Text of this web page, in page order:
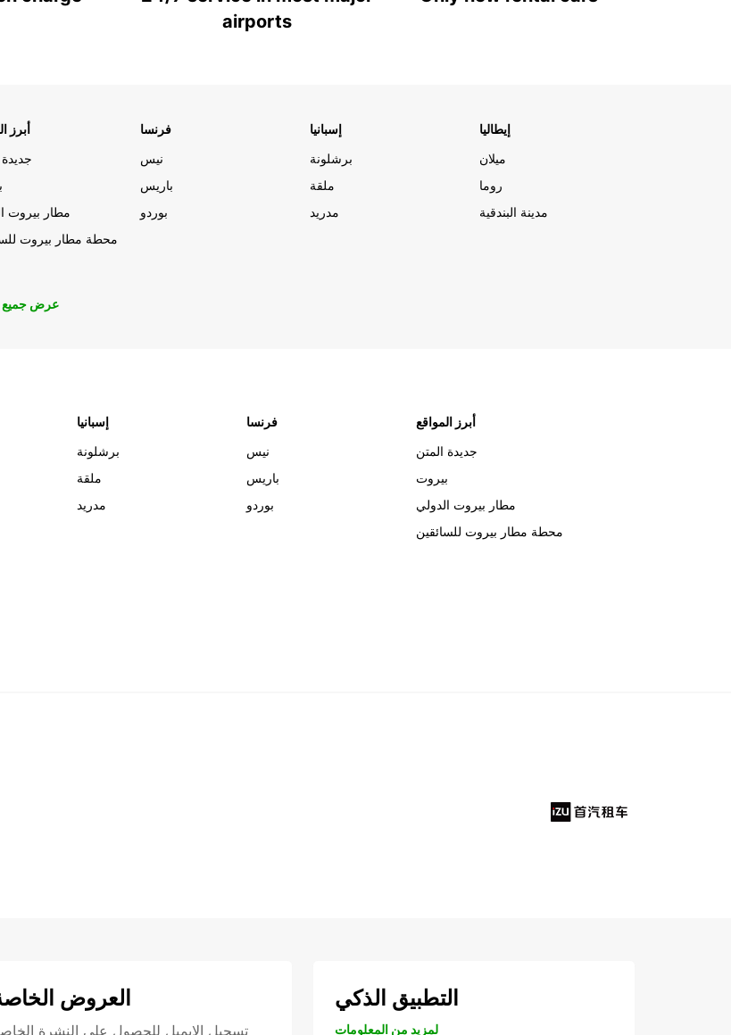
airports
أبرز
مطار بيروت
محطة مطار بيروت
فرنسا
نيس
باريس
بوردو
إسبانيا
برشلونة
ملقة
مدريد
إيطاليا
ميلان
روما
مدينة البندقية
عرض جميع
إسبانيا
برشلونة
ملقة
مدريد
فرنسا
نيس
باريس
بوردو
أبرز المواقع
جديدة المتن
بيروت
مطار بيروت الدولي
محطة مطار بيروت للسائقين
العروض
تسجيل الايميل للحصول علي النشرة
التطبيق الذكي
لمزيد من المعلومات